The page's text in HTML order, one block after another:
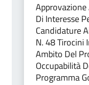
Di Interesse
Candidature
N. 48 Tirocini
Ambito Del
Occupabilità
Programma